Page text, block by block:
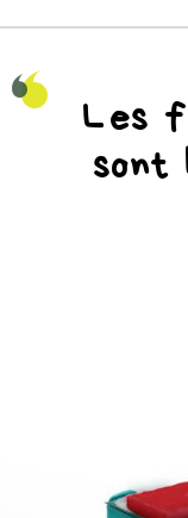
Les
sont